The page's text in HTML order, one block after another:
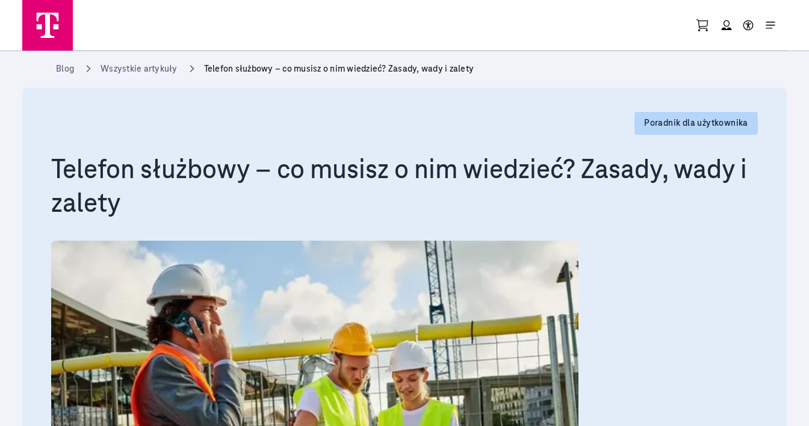
Przejdź do strony głównej
Blog Wszystkie artykuły Telefon służbowy – co musisz o nim wiedzieć? Zasady, wady i zalety
Poradnik dla użytkownika
Telefon służbowy – co musisz o nim wiedzieć? Zasady, wady i
zalety